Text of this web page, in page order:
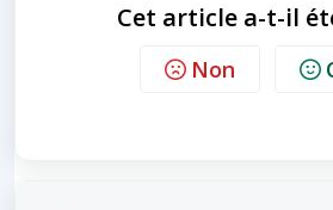
Cet article a-t-il
Non